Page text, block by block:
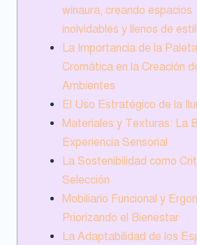
winaura, creando espacios
inolvidables y llenos de
La Importancia de la Paleta
Cromática en la Creación
Ambientes
El Uso Estratégico de la
Materiales y Texturas: La
Experiencia Sensorial
La Sostenibilidad como
Selección
Mobiliario Funcional y
Priorizando el Bienestar
La Adaptabilidad de los